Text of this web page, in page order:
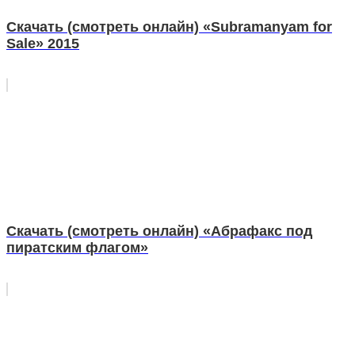
Скачать (смотреть онлайн) «Subramanyam for
Sale» 2015
Скачать (смотреть онлайн) «Абрафакс под
пиратским флагом»